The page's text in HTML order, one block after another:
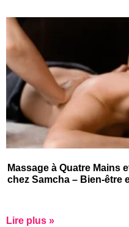
Massage à Quatre Mains
chez Samcha – Bien-être
Lire plus »